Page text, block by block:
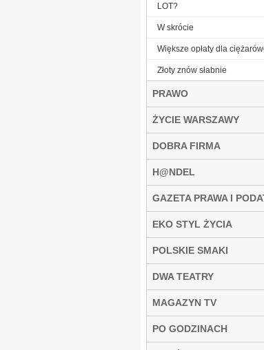
LOT?
W skrócie
Większe opłaty dla
Złoty znów słabnie
PRAWO
ŻYCIE WARSZAWY
DOBRA FIRMA
H@NDEL
GAZETA PRAWA I
EKO STYL ŻYCIA
POLSKIE SMAKI
DWA TEATRY
MAGAZYN TV
PO GODZINACH